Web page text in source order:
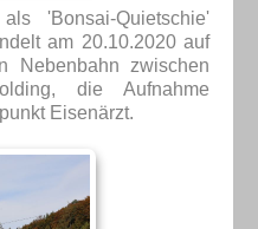
'Bonsai-Quietschie'
am 20.10.2020 auf
Nebenbahn zwischen
die Aufnahme
Eisenärzt.